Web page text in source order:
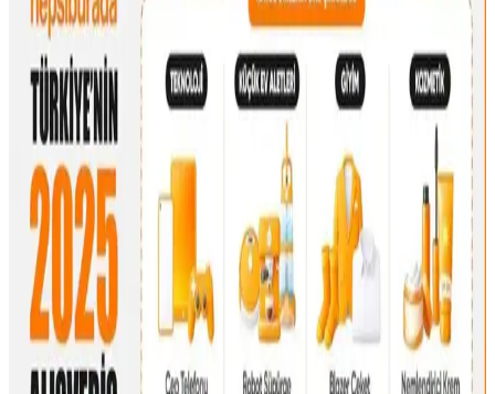
Çanta koleksiyonları farklı boyut, doku ve renklerle zenginleşir.
Kullanım sıklığına göre tercih edilen çantalar, koleksiyon yönetimi
ve ikinci el alışverişte orijinallik kontrolü önem taşır.
Fyro Levo 30L Sırt Çantası ile İş Seyahatlerinde Tek
Çanta Kullanımı ve Paketleme Stratejileri
Fyro Levo 30L sırt çantası, iş seyahatlerinde tek çanta konseptiyle
pratik paketleme ve taşınabilirlik sunar. Elektronik cihazlar,
kıyafetler ve kişisel eşyalar düzenli şekilde taşınabilir.
30'lu Yaşlardaki Anneler İçin Moda ve
Fonksiyonellik Dengesinde El Çantası Seçimi
30'lu yaşlardaki anneler için el çantası seçimi, modaya uygunluk,
dayanıklılık ve fonksiyonelliği bir arada sunan modellerle günlük
hayatın ihtiyaçlarına cevap verir. Markalar ve malzeme tercihleri
önemlidir.